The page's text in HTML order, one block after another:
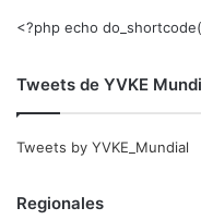
<?php echo
Tweets de YVKE
Tweets by YVKE_Mundial
Regionales